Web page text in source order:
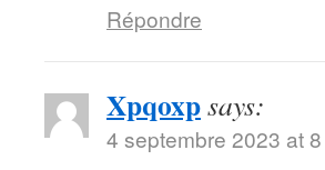
Répondre
Xpqoxpsays:
4 septembre 2023 at